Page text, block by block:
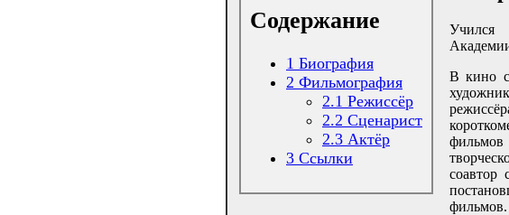
Содержание
1 Биография
2 Фильмография
2.1 Режиcсёр
2.2 Сценарист
2.3 Актёр
3 Ссылки
Учился
В кино
фильмов.